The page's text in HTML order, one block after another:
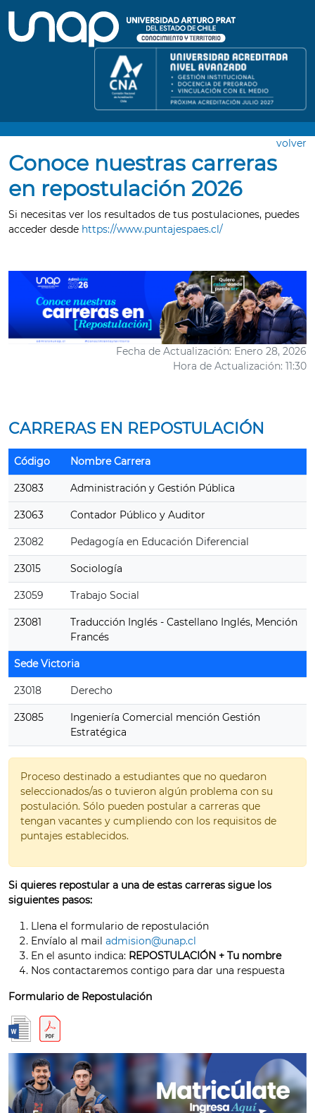
volver
Conoce nuestras carreras
en repostulación 2026
Si necesitas ver los resultados de tus postulaciones, puedes
acceder desde https://www.puntajespaes.cl/
Fecha de Actualización: Enero 28, 2026
Hora de Actualización: 11:30
CARRERAS EN REPOSTULACIÓN
Código Nombre Carrera
23083 Administración y Gestión Pública
23063 Contador Público y Auditor
23082 Pedagogía en Educación Diferencial
23015 Sociología
23059 Trabajo Social
23081
Traducción Inglés - Castellano Inglés, Mención
Francés
Sede Victoria
23018 Derecho
23085
Ingeniería Comercial mención Gestión
Estratégica
Proceso destinado a estudiantes que no quedaron
seleccionados/as o tuvieron algún problema con su
postulación. Sólo pueden postular a carreras que
tengan vacantes y cumpliendo con los requisitos de
puntajes establecidos.
Si quieres repostular a una de estas carreras sigue los
siguientes pasos:
Llena el formulario de repostulación
Envíalo al mail admision@unap.cl
En el asunto indica: REPOSTULACIÓN + Tu nombre
Nos contactaremos contigo para dar una respuesta
Formulario de Repostulación